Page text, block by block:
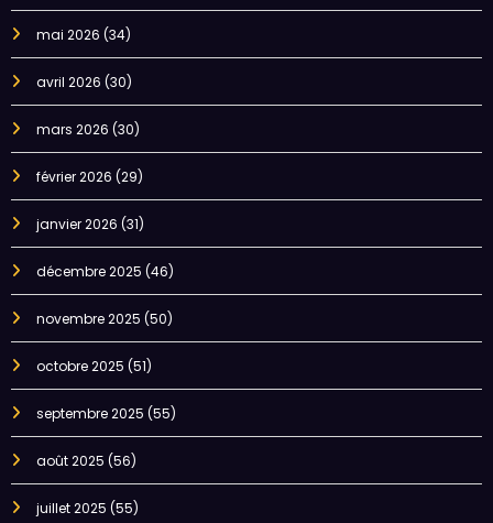
mai 2026 (34)
avril 2026 (30)
mars 2026 (30)
février 2026 (29)
janvier 2026 (31)
décembre 2025 (46)
novembre 2025 (50)
octobre 2025 (51)
septembre 2025 (55)
août 2025 (56)
juillet 2025 (55)